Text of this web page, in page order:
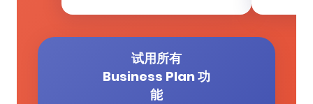
试用所有
Business Plan 功
能